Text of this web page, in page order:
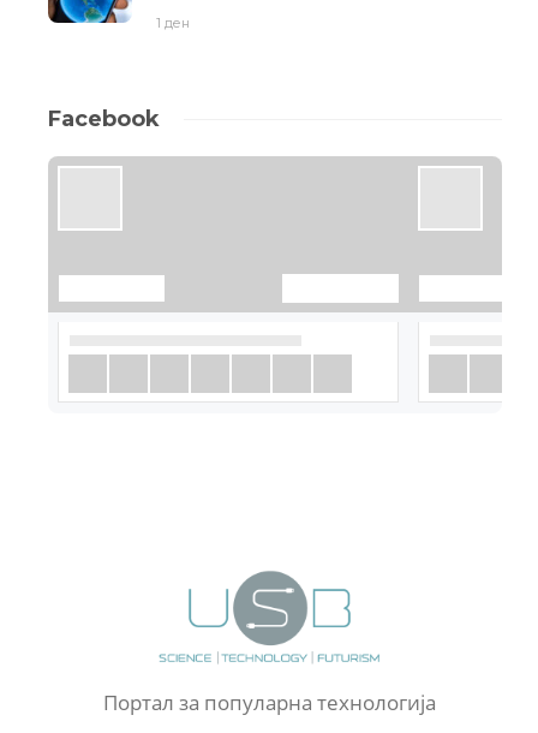
1 ден
Facebook
Портал за популарна технологија